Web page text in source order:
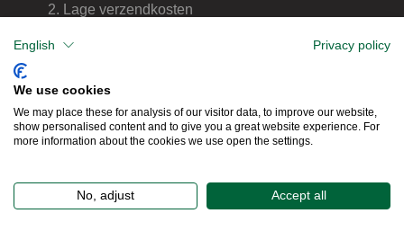
Lage verzendkosten
Dealer van DCM meststoffen
English Privacy policy
We use cookies
We may place these for analysis of our visitor data, to improve our website,
show personalised content and to give you a great website experience. For
more information about the cookies we use open the settings.
No, adjust Accept all